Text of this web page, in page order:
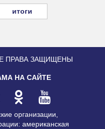
итоги
ПРАВА ЗАЩИЩЕНЫ
НА САЙТЕ
организации,
американская